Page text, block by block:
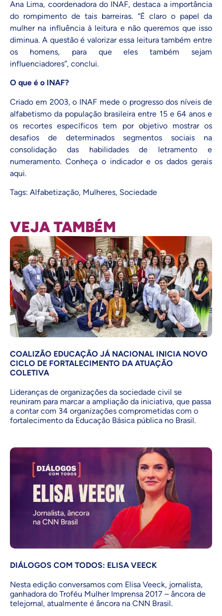
Ana Lima, coordenadora do INAF, destaca a importância
do rompimento de tais barreiras. “É claro o papel da
mulher na influência à leitura e não queremos que isso
diminua. A questão é valorizar essa leitura também entre
os homens, para que eles também sejam
influenciadores”, conclui.
O que é o INAF?
Criado em 2003, o INAF mede o progresso dos níveis de
alfabetismo da população brasileira entre 15 e 64 anos e
os recortes específicos tem por objetivo mostrar os
desafios de determinados segmentos sociais na
consolidação das habilidades de letramento e
numeramento. Conheça o indicador e os dados gerais
aqui.
Tags: Alfabetização, Mulheres, Sociedade
VEJA TAMBÉM
COALIZÃO EDUCAÇÃO JÁ NACIONAL INICIA NOVO
CICLO DE FORTALECIMENTO DA ATUAÇÃO
COLETIVA
Lideranças de organizações da sociedade civil se
reuniram para marcar a ampliação da iniciativa, que passa
a contar com 34 organizações comprometidas com o
fortalecimento da Educação Básica pública no Brasil.
DIÁLOGOS COM TODOS: ELISA VEECK
Nesta edição conversamos com Elisa Veeck, jornalista,
ganhadora do Troféu Mulher Imprensa 2017 – âncora de
telejornal, atualmente é âncora na CNN Brasil.